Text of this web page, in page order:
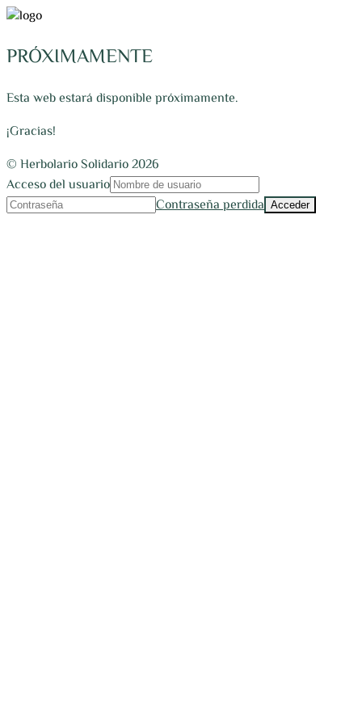
PRÓXIMAMENTE
Esta web estará disponible próximamente.
¡Gracias!
© Herbolario Solidario 2026
Acceso del usuario
Contraseña perdida